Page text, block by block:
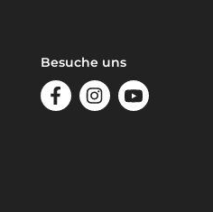
Besuche uns